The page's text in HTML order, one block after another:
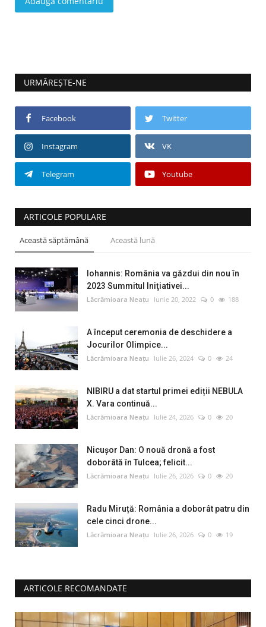
URMĂREȘTE-NE
Facebook Twitter
Instagram VK
Telegram Youtube
ARTICOLE POPULARE
Această săptămână Această lună
Iohannis: România va găzdui din nou în
2023 Summitul Iniţiativei...
Lăcrămioara Neațu Iunie 20, 2022 0 188
A început ceremonia de deschidere a
Jocurilor Olimpice...
Lăcrămioara Neațu Iulie 26, 2024 0 24
NIBIRU a dat startul primei ediții NEBULA
X. Vara continuă...
Lăcrămioara Neațu Iulie 24, 2026 0 20
Nicușor Dan: O nouă dronă a fost
doborâtă în Tulcea; felicit...
Lăcrămioara Neațu Iulie 26, 2026 0 20
Radu Miruță: România a doborât patru din
cele cinci drone...
Lăcrămioara Neațu Iulie 26, 2026 0 19
ARTICOLE RECOMANDATE